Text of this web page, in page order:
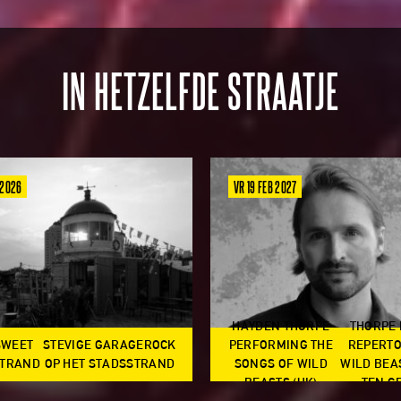
IN HETZELFDE STRAATJE
STEVIGE GARAGEROCK
OP HET STADSSTRAND
VR 19 FEB 2027
HAYDEN THORPE
PERFORMING THE
SONGS OF WILD
BEASTS (UK)
THORPE
WILD
TEN